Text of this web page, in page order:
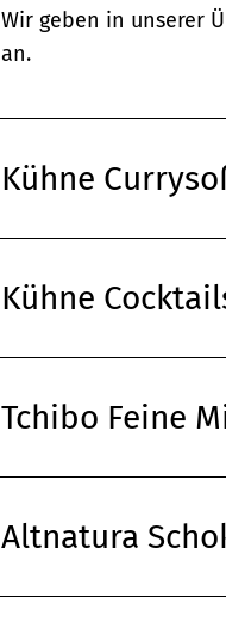
Wir geben in unserer
an.
Kühne
Kühne
Tchibo Feine
Altnatura